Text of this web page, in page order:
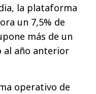
la plataforma
un 7,5% de
más de un
al año anterior
operativo de